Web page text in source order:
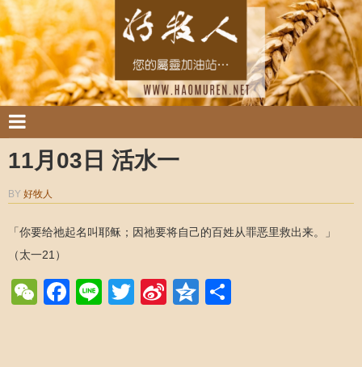
11月03日 活水一
BY 好牧人
「你要给祂起名叫耶稣；因祂要将自己的百姓从罪恶里救出来。」
（太一21）
WeChat
Facebook
LineTwitter
SinaQzone